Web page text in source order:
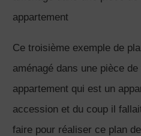
appartement
Ce troisième exemple de
aménagé dans une pièce
appartement qui est un
accession et du coup il
faire pour réaliser ce plan